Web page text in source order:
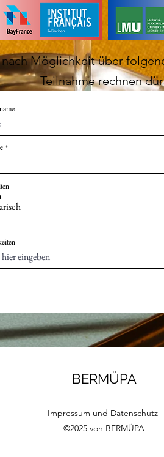
Möglichkeit über
Teilnahme rechnen
BERMÜPA
Impressum und Datenschutz
©2025 von BERMÜPA